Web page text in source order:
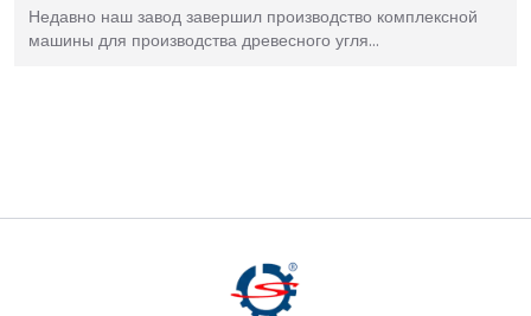
Недавно наш завод завершил производство комплексной
машины для производства древесного угля…